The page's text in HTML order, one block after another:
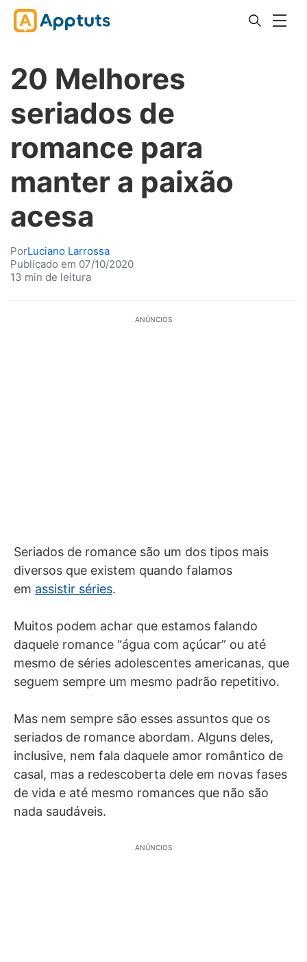
20 Melhores
seriados de
romance para
manter a paixão
acesa
PorLuciano Larrossa
Publicado em 07/10/2020
13 min de leitura
ANÚNCIOS
Seriados de romance são um dos tipos mais
diversos que existem quando falamos
em assistir séries.
Muitos podem achar que estamos falando
daquele romance “água com açúcar” ou até
mesmo de séries adolescentes americanas, que
seguem sempre um mesmo padrão repetitivo.
Mas nem sempre são esses assuntos que os
seriados de romance abordam. Alguns deles,
inclusive, nem fala daquele amor romântico de
casal, mas a redescoberta dele em novas fases
de vida e até mesmo romances que não são
nada saudáveis.
ANÚNCIOS